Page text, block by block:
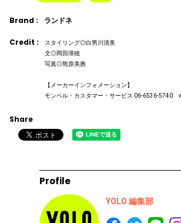
Brand : ランドネ
Credit :
スタイリング◎白男川清美
文◎岡田瑛穂
写真◎熊原美惠
【メーカーインフォメーション】
モンベル・カスタマー・サービス 06-6536-5740
Share
Profile
YOLO 編集部